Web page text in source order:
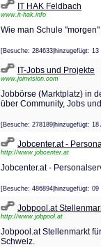
IT HAK Feldbach
www.it-hak.info
Wie man Schule
[Besuche:
IT-Jobs und Projekte
www.joinvision.com
Jobbörse (Marktplatz) in
über Community, Jobs
[Besuche:
Jobcenter.at -
http://www.jobcenter.at
Jobcenter.at -
[Besuche:
Jobpool.at
http://www.jobpool.at
Jobpool.at Stellenmarkt
Schweiz.